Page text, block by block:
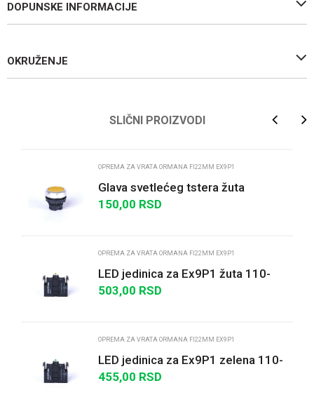
DOPUNSKE INFORMACIJE
OKRUŽENJE
SLIČNI PROIZVODI
OPREMA ZA VRATA ORMANA FI22MM EX9P1
Glava svetlećeg tstera žuta
150,00 RSD
OPREMA ZA VRATA ORMANA FI22MM EX9P1
LED jedinica za Ex9P1 žuta 110-
230V AC
503,00 RSD
OPREMA ZA VRATA ORMANA FI22MM EX9P1
LED jedinica za Ex9P1 zelena 110-
230V AC
455,00 RSD